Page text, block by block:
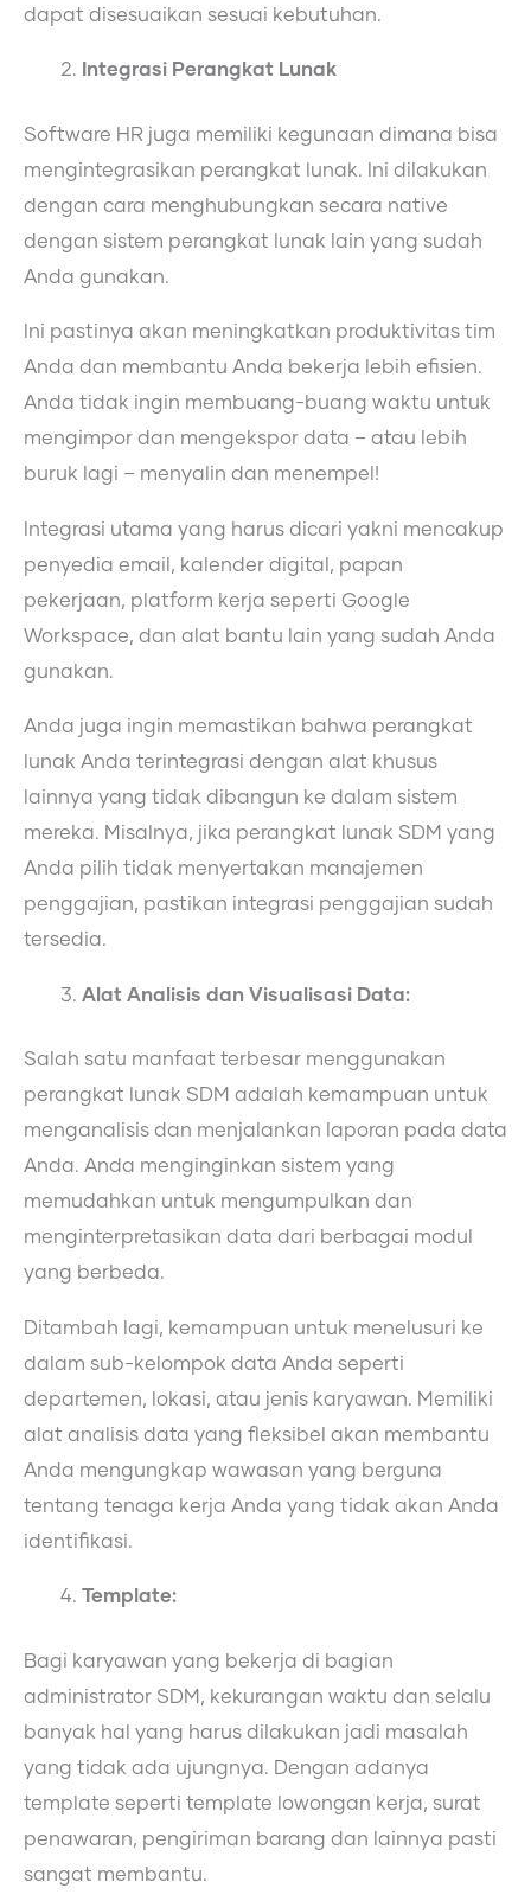
dapat disesuaikan sesuai kebutuhan.
Integrasi Perangkat Lunak
Software HR juga memiliki kegunaan dimana bisa
mengintegrasikan perangkat lunak. Ini dilakukan
dengan cara menghubungkan secara native
dengan sistem perangkat lunak lain yang sudah
Anda gunakan.
Ini pastinya akan meningkatkan produktivitas tim
Anda dan membantu Anda bekerja lebih efisien.
Anda tidak ingin membuang-buang waktu untuk
mengimpor dan mengekspor data – atau lebih
buruk lagi – menyalin dan menempel!
Integrasi utama yang harus dicari yakni mencakup
penyedia email, kalender digital, papan
pekerjaan, platform kerja seperti Google
Workspace, dan alat bantu lain yang sudah Anda
gunakan.
Anda juga ingin memastikan bahwa perangkat
lunak Anda terintegrasi dengan alat khusus
lainnya yang tidak dibangun ke dalam sistem
mereka. Misalnya, jika perangkat lunak SDM yang
Anda pilih tidak menyertakan manajemen
penggajian, pastikan integrasi penggajian sudah
tersedia.
Alat Analisis dan Visualisasi Data:
Salah satu manfaat terbesar menggunakan
perangkat lunak SDM adalah kemampuan untuk
menganalisis dan menjalankan laporan pada data
Anda. Anda menginginkan sistem yang
memudahkan untuk mengumpulkan dan
menginterpretasikan data dari berbagai modul
yang berbeda.
Ditambah lagi, kemampuan untuk menelusuri ke
dalam sub-kelompok data Anda seperti
departemen, lokasi, atau jenis karyawan. Memiliki
alat analisis data yang fleksibel akan membantu
Anda mengungkap wawasan yang berguna
tentang tenaga kerja Anda yang tidak akan Anda
identifikasi.
Template:
Bagi karyawan yang bekerja di bagian
administrator SDM, kekurangan waktu dan selalu
banyak hal yang harus dilakukan jadi masalah
yang tidak ada ujungnya. Dengan adanya
template seperti template lowongan kerja, surat
penawaran, pengiriman barang dan lainnya pasti
sangat membantu.